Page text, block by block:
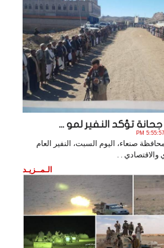
تؤكد النفير لمو ...
صنعاء، اليوم السبت، النفير العام
. .
الـمــزيـد